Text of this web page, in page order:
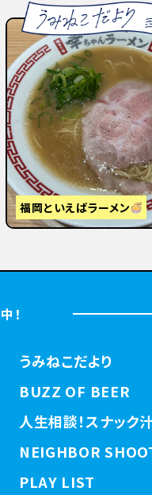
【関西視察】東京から大阪
！
うみねこだより
BUZZ OF BEER
人生相談！スナック
NEIGHBOR
PLAY LIST